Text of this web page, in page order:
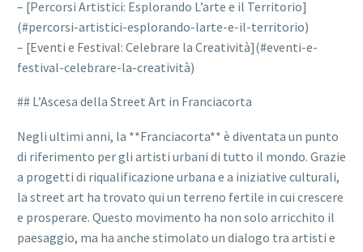
– [Percorsi Artistici: Esplorando L’arte e il Territorio]
(#percorsi-artistici-esplorando-larte-e-il-territorio)
– [Eventi e Festival: Celebrare la Creatività](#eventi-e-
festival-celebrare-la-creatività)
## L’Ascesa della Street Art in Franciacorta
Negli ultimi anni, la **Franciacorta** è diventata un punto
di riferimento per gli artisti urbani di tutto il mondo. Grazie
a progetti di riqualificazione urbana e a iniziative culturali,
la street art ha trovato qui un terreno fertile in cui crescere
e prosperare. Questo movimento ha non solo arricchito il
paesaggio, ma ha anche stimolato un dialogo tra artisti e